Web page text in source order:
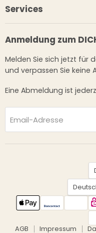
Services
Anmeldung zum
Melden Sie sich jetzt für
und verpassen Sie keine
Eine Abmeldung ist
Email-Adresse
AGB Impressum